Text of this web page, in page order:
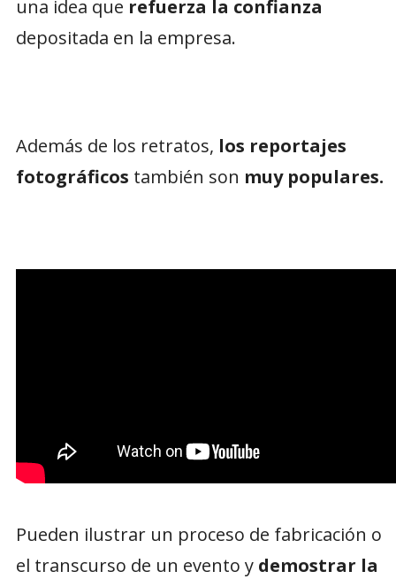
una idea que refuerza la confianza
depositada en la empresa.
Además de los retratos, los reportajes
fotográficos también son muy populares.
Pueden ilustrar un proceso de fabricación o
el transcurso de un evento y demostrar la